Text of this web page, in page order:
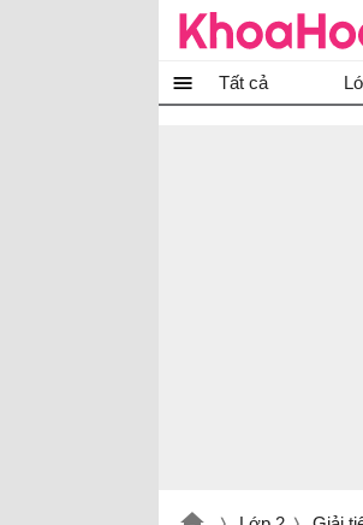
Tất cả